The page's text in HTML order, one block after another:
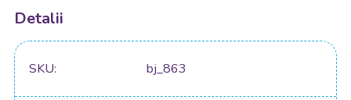
Detalii
SKU bj_863